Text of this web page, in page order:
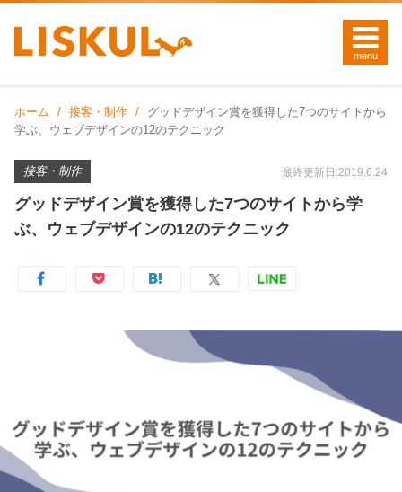
ホーム 接客・制作
グッドデザイン賞を獲得した7つのサイトから
学ぶ、ウェブデザインの12のテクニック
接客・制作 最終更新日:2019.6.24
グッドデザイン賞を獲得した7つのサイトから学
ぶ、ウェブデザインの12のテクニック